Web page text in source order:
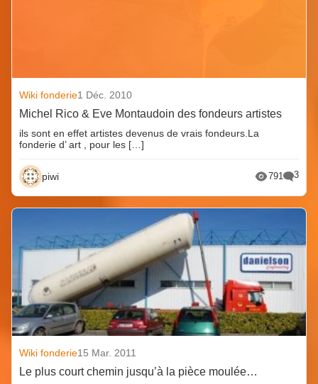
Wiki fonderie1 Déc. 2010
Michel Rico & Eve Montaudoin des fondeurs artistes
ils sont en effet artistes devenus de vrais fondeurs.La
fonderie d’ art , pour les […]
piwi 791 3
Wiki fonderie15 Mar. 2011
Le plus court chemin jusqu’à la pièce moulée…